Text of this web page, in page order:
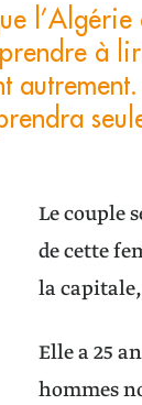
l’Algérie
à
Le couple
de cette
la
Elle a 25
hommes